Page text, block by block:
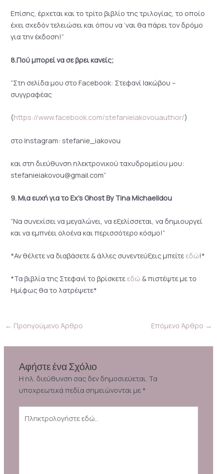
Επίσης, έρχεται και το τρίτο βιβλίο της τριλογίας, το οποίο
έχει σχεδόν τελειώσει και όπου να ‘ναι θα πάρει τον δρόμο
για την έκδοση!”
8.Πού μπορεί να σε βρει κανείς;
“Στη σελίδα μου στο Facebook: Στεφανί Ιακώβου –
συγγραφέας
(https://www.facebook.com/stefanieiakovouauthor/)
στο Instagram: stefanie_iakovou
και στη διεύθυνση ηλεκτρονικού ταχυδρομείου μου:
stefanieiakovou@gmail.com”
9. Mια ευχή για το Ex’s Ghost By Tina Michaelidou
“Να συνεχίσει να μεγαλώνει, να εξελίσσεται, να δημιουργεί
και να εμπνέει ολοένα και περισσότερο κόσμο!”
*Αν θέλετε να διαβάσετε & άλλες συνεντεύξεις μπείτε εδώ!*
*Τα βιβλία της Στεφανί το βρίσκετε εδώ & πιστέψτε με το
Ημίφως θα το λατρέψετε*
← Προηγούμενο Άρθρο Επόμενο Άρθρο →
Αφήστε ένα Σχόλιο
Η ηλ. διεύθυνση σας δεν δημοσιεύεται. Τα
υποχρεωτικά πεδία σημειώνονται με *
εδώ..